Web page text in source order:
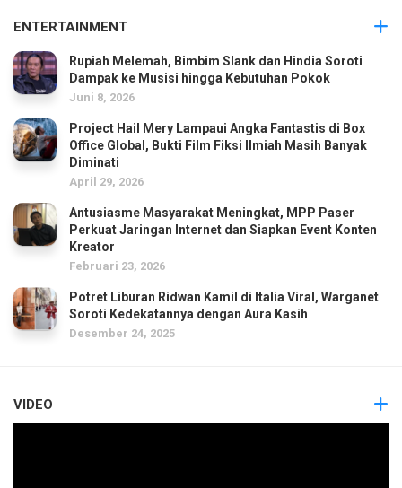
ENTERTAINMENT
Rupiah Melemah, Bimbim Slank dan Hindia Soroti
Dampak ke Musisi hingga Kebutuhan Pokok
Juni 8, 2026
Project Hail Mery Lampaui Angka Fantastis di Box
Office Global, Bukti Film Fiksi Ilmiah Masih Banyak
Diminati
April 29, 2026
Antusiasme Masyarakat Meningkat, MPP Paser
Perkuat Jaringan Internet dan Siapkan Event Konten
Kreator
Februari 23, 2026
Potret Liburan Ridwan Kamil di Italia Viral, Warganet
Soroti Kedekatannya dengan Aura Kasih
Desember 24, 2025
VIDEO